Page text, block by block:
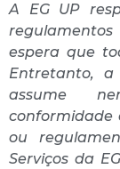
A EG UP
espera que
Entretanto,
assume
conformidade
ou
Serviços da